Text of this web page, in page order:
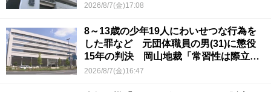
2026/8/7(金)17:08
8～13歳の少年19人にわいせつな行為を
した罪など 元団体職員の男(31)に懲役
15年の判決 岡山地裁「常習性は際立っ
ていて被害結果も非常に重い」
2026/8/7(金)16:47